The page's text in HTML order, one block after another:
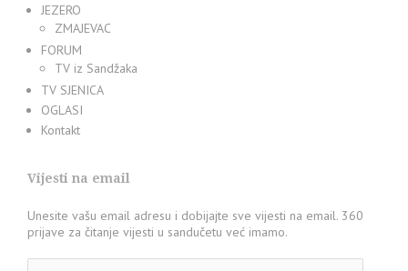
JEZERO
ZMAJEVAC
FORUM
TV iz Sandžaka
TV SJENICA
OGLASI
Kontakt
Vijesti na email
Unesite vašu email adresu i dobijajte sve vijesti na email. 360
prijave za čitanje vijesti u sandučetu već imamo.